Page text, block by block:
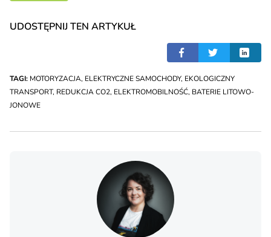
UDOSTĘPNIJ TEN ARTYKUŁ
TAGI: MOTORYZACJA, ELEKTRYCZNE SAMOCHODY, EKOLOGICZNY
TRANSPORT, REDUKCJA CO2, ELEKTROMOBILNOŚĆ, BATERIE LITOWO-
JONOWE